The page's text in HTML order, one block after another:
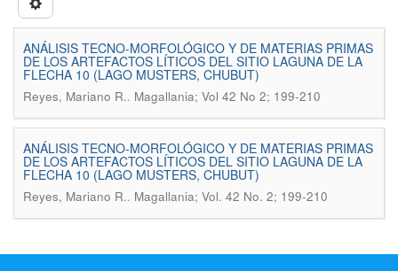
ANÁLISIS TECNO-MORFOLÓGICO Y DE MATERIAS PRIMAS
DE LOS ARTEFACTOS LÍTICOS DEL SITIO LAGUNA DE LA
FLECHA 10 (LAGO MUSTERS, CHUBUT)
Reyes, Mariano R.. Magallania; Vol 42 No 2; 199-210
ANÁLISIS TECNO-MORFOLÓGICO Y DE MATERIAS PRIMAS
DE LOS ARTEFACTOS LÍTICOS DEL SITIO LAGUNA DE LA
FLECHA 10 (LAGO MUSTERS, CHUBUT)
Reyes, Mariano R.. Magallania; Vol. 42 No. 2; 199-210